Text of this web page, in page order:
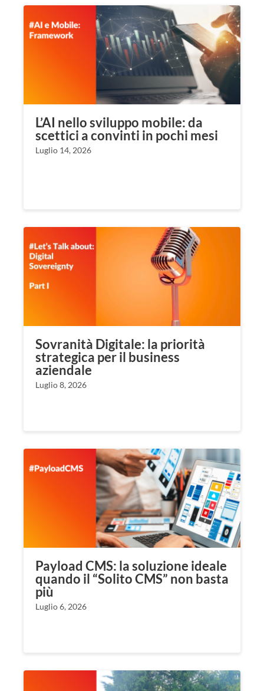
L’AI nello sviluppo mobile: da
scettici a convinti in pochi mesi
Luglio 14, 2026
Sovranità Digitale: la priorità
strategica per il business
aziendale
Luglio 8, 2026
Payload CMS: la soluzione ideale
quando il “Solito CMS” non basta
più
Luglio 6, 2026